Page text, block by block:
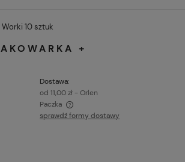
10 sztuk
+
Dostawa:
od 11,00 zł - Orlen
Paczka
sprawdź formy dostawy